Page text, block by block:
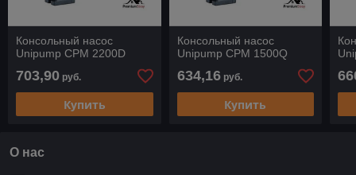
Консольный насос
Unipump CPM 2200D
703,90 руб.
Купить
Консольный насос
Unipump CPM 1500Q
634,16руб.
Купить
О нас